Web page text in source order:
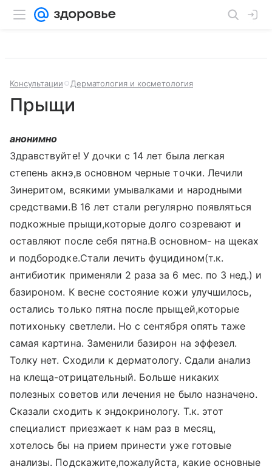
Консультации Дерматология и косметология
Прыщи
анонимно
Здравствуйте! У дочки с 14 лет была легкая
степень акнэ,в основном черные точки. Лечили
Зинеритом, всякими умывалками и народными
средствами.В 16 лет стали регулярно появляться
подкожные прыщи,которые долго созревают и
оставляют после себя пятна.В основном- на щеках
и подбородке.Стали лечить фуцидином(т.к.
антибиотик применяли 2 раза за 6 мес. по 3 нед.) и
базироном. К весне состояние кожи улучшилось,
остались только пятна после прыщей,которые
потихоньку светлели. Но с сентября опять таже
самая картина. Заменили базирон на эффезел.
Толку нет. Сходили к дерматологу. Сдали анализ
на клеща-отрицательный. Больше никаких
полезных советов или лечения не было назначено.
Сказали сходить к эндокринологу. Т.к. этот
специалист приезжает к нам раз в месяц,
хотелось бы на прием принести уже готовые
анализы. Подскажите,пожалуйста, какие основные